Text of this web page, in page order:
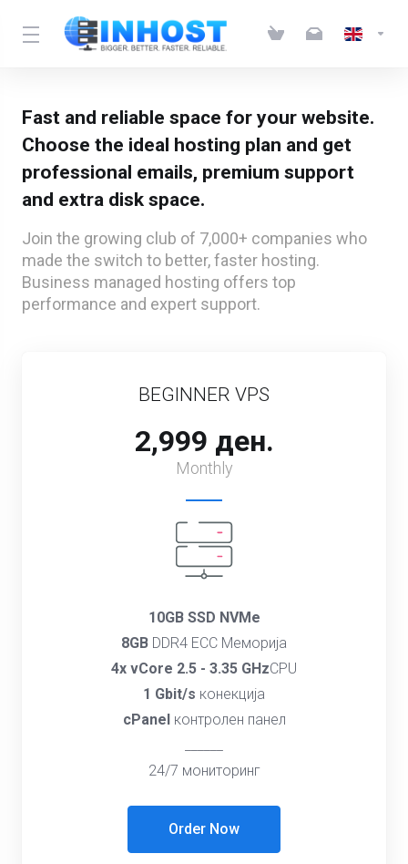
Fast and reliable space for your website.
Choose the ideal hosting plan and get
professional emails, premium support
and extra disk space.
Join the growing club of 7,000+ companies who
made the switch to better, faster hosting.
Business managed hosting offers top
performance and expert support.
BEGINNER VPS
2,999 ден.
Monthly
10GB SSD NVMe
8GB DDR4 ECC Меморија
4x vCore 2.5 - 3.35 GHzCPU
1 Gbit/s конекција
cPanelконтролен панел
24/7 мониторинг
Order Now